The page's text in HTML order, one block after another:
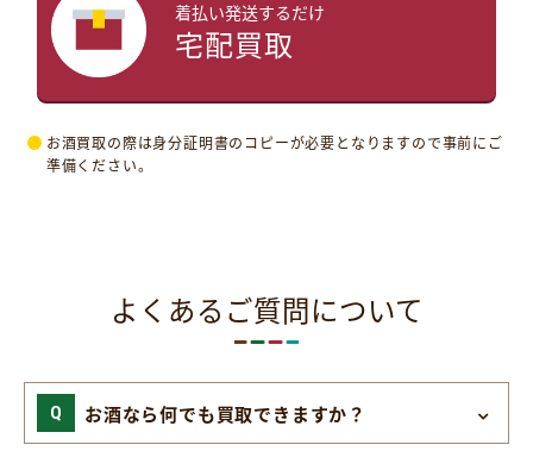
着払い発送するだけ
宅配買取
お酒買取の際は身分証明書のコピーが必要となりますので事前にご
準備ください。
よくあるご質問について
お酒なら何でも買取できますか？